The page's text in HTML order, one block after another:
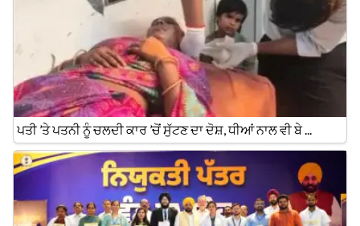
ਪਤੀ ’ਤੇ ਪਤਨੀ ਨੂੰ ਚਲਦੀ ਕਾਰ ’ਚੋਂ ਸੁੱਟਣ ਦਾ ਦੋਸ਼, ਧੀਆਂ ਨਾਲ ਵੀ ਬੇ ...